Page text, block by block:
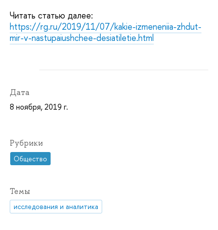
Читать статью далее:
https://rg.ru/2019/11/07/kakie-izmeneniia-zhdut-
mir-v-nastupaiushchee-desiatiletie.html
Дата
8 ноября, 2019 г.
Рубрики
Общество
Темы
исследования и аналитика